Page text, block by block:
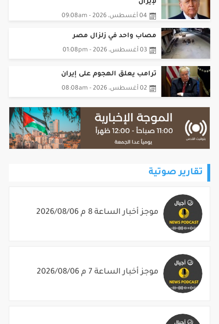
لإيران
04 أغسطس، 2026 - 09:08am
مصاب واحد في زلزال مصر
03 أغسطس، 2026 - 01:08pm
ترامب يعلق الهجوم على إيران
02 أغسطس، 2026 - 08:08am
تقارير صوتية
موجز أخبار الساعة 8 م 2026/08/06
موجز أخبار الساعة 7 م 2026/08/06